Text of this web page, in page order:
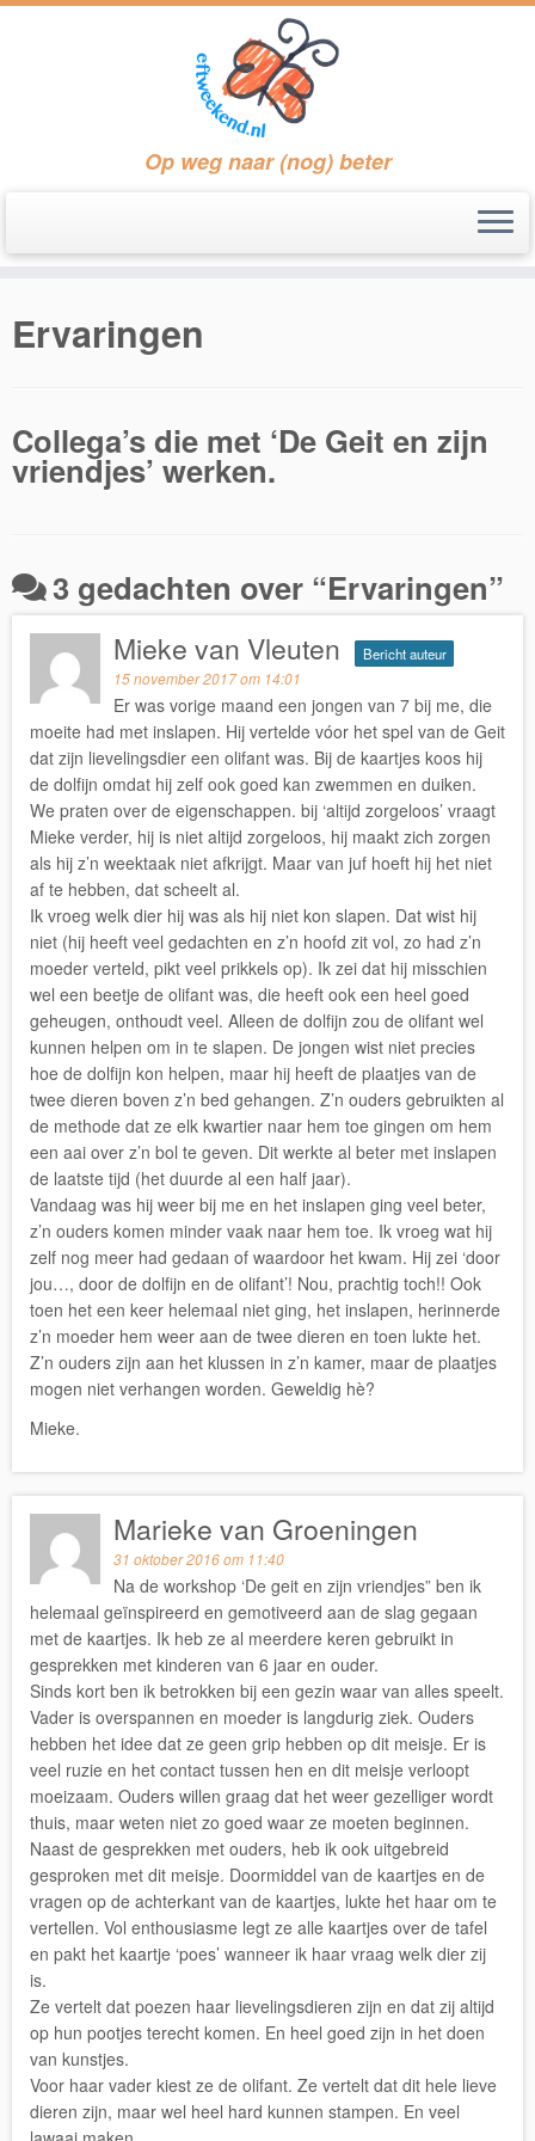
naar
inhoud
Op weg naar (nog) beter
Ervaringen
Collega’s die met ‘De Geit en zijn
vriendjes’ werken.
3 gedachten over “Ervaringen”
Mieke van Vleuten Bericht auteur
15 november 2017 om 14:01
Er was vorige maand een jongen van 7 bij me, die
moeite had met inslapen. Hij vertelde vóor het spel van de Geit
dat zijn lievelingsdier een olifant was. Bij de kaartjes koos hij
de dolfijn omdat hij zelf ook goed kan zwemmen en duiken.
We praten over de eigenschappen. bij ‘altijd zorgeloos’ vraagt
Mieke verder, hij is niet altijd zorgeloos, hij maakt zich zorgen
als hij z’n weektaak niet afkrijgt. Maar van juf hoeft hij het niet
af te hebben, dat scheelt al.
Ik vroeg welk dier hij was als hij niet kon slapen. Dat wist hij
niet (hij heeft veel gedachten en z’n hoofd zit vol, zo had z’n
moeder verteld, pikt veel prikkels op). Ik zei dat hij misschien
wel een beetje de olifant was, die heeft ook een heel goed
geheugen, onthoudt veel. Alleen de dolfijn zou de olifant wel
kunnen helpen om in te slapen. De jongen wist niet precies
hoe de dolfijn kon helpen, maar hij heeft de plaatjes van de
twee dieren boven z’n bed gehangen. Z’n ouders gebruikten al
de methode dat ze elk kwartier naar hem toe gingen om hem
een aai over z’n bol te geven. Dit werkte al beter met inslapen
de laatste tijd (het duurde al een half jaar).
Vandaag was hij weer bij me en het inslapen ging veel beter,
z’n ouders komen minder vaak naar hem toe. Ik vroeg wat hij
zelf nog meer had gedaan of waardoor het kwam. Hij zei ‘door
jou…, door de dolfijn en de olifant’! Nou, prachtig toch!! Ook
toen het een keer helemaal niet ging, het inslapen, herinnerde
z’n moeder hem weer aan de twee dieren en toen lukte het.
Z’n ouders zijn aan het klussen in z’n kamer, maar de plaatjes
mogen niet verhangen worden. Geweldig hè?
Mieke.
Marieke van Groeningen
31 oktober 2016 om 11:40
Na de workshop ‘De geit en zijn vriendjes” ben ik
helemaal geïnspireerd en gemotiveerd aan de slag gegaan
met de kaartjes. Ik heb ze al meerdere keren gebruikt in
gesprekken met kinderen van 6 jaar en ouder.
Sinds kort ben ik betrokken bij een gezin waar van alles speelt.
Vader is overspannen en moeder is langdurig ziek. Ouders
hebben het idee dat ze geen grip hebben op dit meisje. Er is
veel ruzie en het contact tussen hen en dit meisje verloopt
moeizaam. Ouders willen graag dat het weer gezelliger wordt
thuis, maar weten niet zo goed waar ze moeten beginnen.
Naast de gesprekken met ouders, heb ik ook uitgebreid
gesproken met dit meisje. Doormiddel van de kaartjes en de
vragen op de achterkant van de kaartjes, lukte het haar om te
vertellen. Vol enthousiasme legt ze alle kaartjes over de tafel
en pakt het kaartje ‘poes’ wanneer ik haar vraag welk dier zij
is.
Ze vertelt dat poezen haar lievelingsdieren zijn en dat zij altijd
op hun pootjes terecht komen. En heel goed zijn in het doen
van kunstjes.
Voor haar vader kiest ze de olifant. Ze vertelt dat dit hele lieve
dieren zijn, maar wel heel hard kunnen stampen. En veel